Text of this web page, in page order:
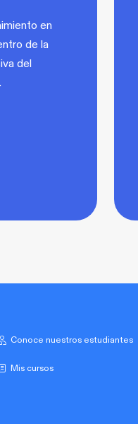
en
de la
del
Conoce nuestros estudiantes
Mis cursos